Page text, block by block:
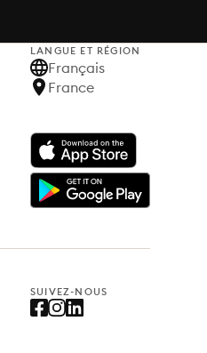
LANGUE ET RÉGION
Français
France
SUIVEZ-NOUS